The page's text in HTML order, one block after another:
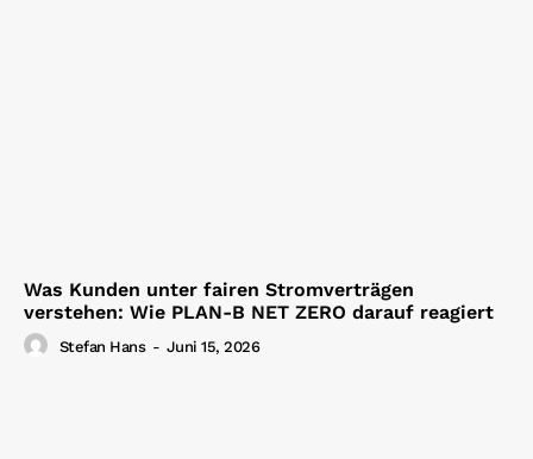
Was Kunden unter fairen Stromverträgen
verstehen: Wie PLAN-B NET ZERO darauf reagiert
Stefan Hans - Juni 15, 2026